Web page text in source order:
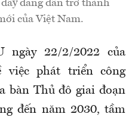
đang dần trở thành
của Việt Nam.
ngày 22/2/2022 của
phát triển công
bàn Thủ đô giai đoạn
đến năm 2030, tầm